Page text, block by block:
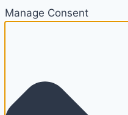
Manage Consent